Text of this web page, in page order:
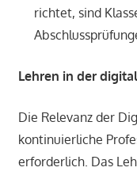
richtet, sind
Lehren in der
Die Relevanz der
kontinuierliche
erforderlich. Das